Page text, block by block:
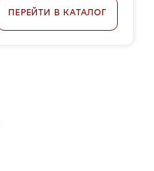
ПЕРЕЙТИ В КАТАЛОГ